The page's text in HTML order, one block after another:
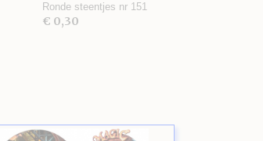
Ronde steentjes nr 151
€ 0,30